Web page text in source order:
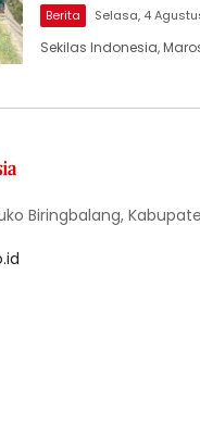
Berita Selasa, 4
Sekilas Indonesia,
Biringbalang,